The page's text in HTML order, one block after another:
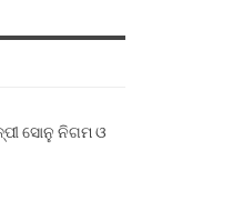
ସୋନୁ ନିଗମ ଓ